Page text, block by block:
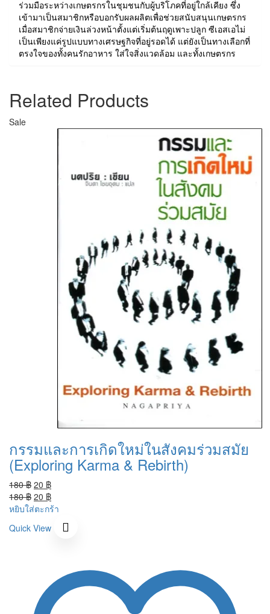
ร่วมมือระหว่างเกษตรกรในชุมชนกับผู้บริโภคที่อยู่ใกล้เคียง ซึ่ง
เข้ามาเป็นสมาชิกหรือบอกรับผลผลิตเพื่อช่วยสนับสนุนเกษตรกร
เมื่อสมาชิกจ่ายเงินล่วงหน้าตั้งแต่เริ่มต้นฤดูเพาะปลูก ซีเอสเอไม่
เป็นเพียงแค่รูปแบบทางเศรษฐกิจที่อยู่รอดได้ แต่ยังเป็นทางเลือกที่
ตรงใจของทั้งคนรักอาหาร ใส่ใจสิ่งแวดล้อม และทั้งเกษตรกร
Related Products
Sale
กรรมและการเกิดใหม่ในสังคมร่วมสมัย
(Exploring Karma & Rebirth)
180฿ Original
price
was:
20 ฿Current
price
is:
20 ฿.
180฿ Original
price
180 ฿.
20 ฿Current
price
20 ฿.
หยิบใส่ตะกร้า
Quick View